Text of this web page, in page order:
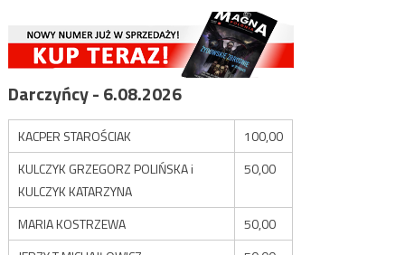
Darczyńcy - 6.08.2026
KACPER STAROŚCIAK
100,00
KULCZYK GRZEGORZ POLIŃSKA i
KULCZYK KATARZYNA
50,00
MARIA KOSTRZEWA
50,00